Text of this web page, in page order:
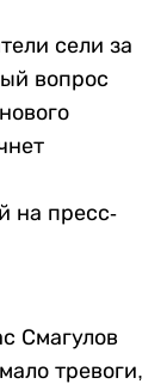
сели за
вопрос
на пресс-
Смагулов
тревоги,